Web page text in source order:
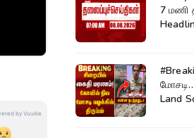
7 மணி
Land